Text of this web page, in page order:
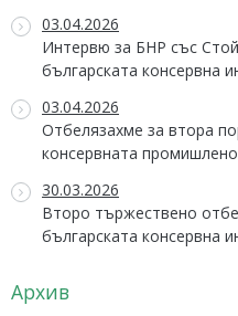
03.04.2026
Интервю за БНР със
българската консервна
03.04.2026
Отбелязахме за втора
консервната
30.03.2026
Второ тържествено
българската консервна
Архив